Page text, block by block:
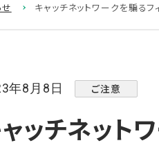
キャッチネットワークを騙るフ
年8月8日 ご注意
ッチネット